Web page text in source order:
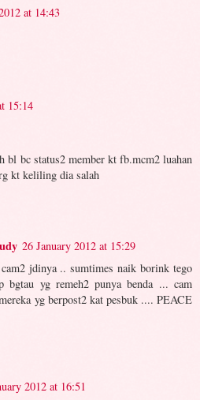
at 14:43
15:14
bl bc status2 member kt fb.mcm2 luahan
kt keliling dia salah
26 January 2012 at 15:29
jdinya .. sumtimes naik borink tego
yg remeh2 punya benda ... cam
yg berpost2 kat pesbuk .... PEACE
2012 at 16:51